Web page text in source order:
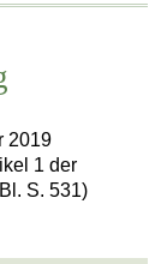
2019
1 der
S. 531)